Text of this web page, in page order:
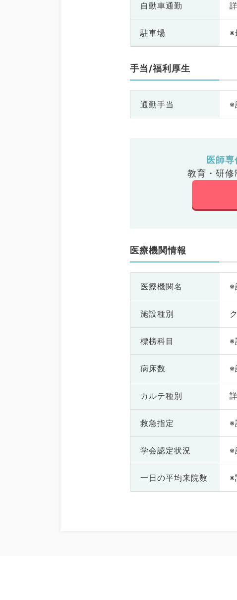
自動車通勤
駐車場 ※
手当/福利厚生
通勤手当 ※
医師
教育・研修
医療機関情報
医療機関名 ※
施設種別
標榜科目 ※
病床数 ※
カルテ種別
救急指定 ※
学会認定状況 ※
一日の平均来院数 ※